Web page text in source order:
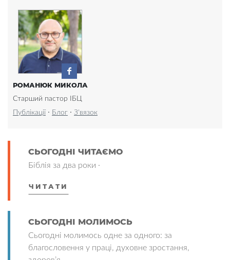
РОМАНЮК МИКОЛА
Старший пастор ІБЦ
Публікації · Блог · З'вязок
СЬОГОДНІ ЧИТАЄМО
Біблія за два роки ·
ЧИТАТИ
СЬОГОДНІ МОЛИМОСЬ
Сьогодні молимось одне за одного: за
благословення у праці, духовне зростання,